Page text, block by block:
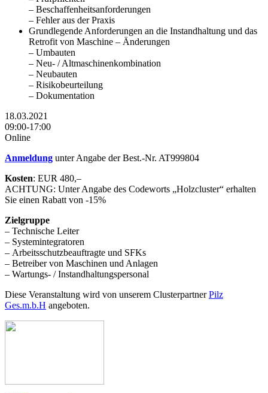
– Beschaffenheitsanforderungen
– Fehler aus der Praxis
Grundlegende Anforderungen an die Instandhaltung und das
Retrofit von Maschine – Änderungen
– Umbauten
– Neu- / Altmaschinenkombination
– Neubauten
– Risikobeurteilung
– Dokumentation
18.03.2021
09:00-17:00
Online
Anmeldung unter Angabe der Best.-Nr. AT999804
Kosten: EUR 480,–
ACHTUNG: Unter Angabe des Codeworts „Holzcluster“ erhalten
Sie einen Rabatt von -15%
Zielgruppe
– Technische Leiter
– Systemintegratoren
– Arbeitsschutzbeauftragte und SFKs
– Betreiber von Maschinen und Anlagen
– Wartungs- / Instandhaltungspersonal
Diese Veranstaltung wird von unserem ClusterpartnerPilz
Ges.m.b.H angeboten.